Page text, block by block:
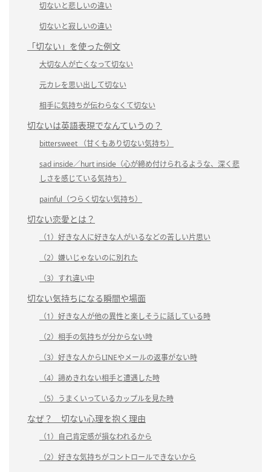
切ないと悲しいの違い
切ないと寂しいの違い
「切ない」を使った例文
大切な人が亡くなって切ない
元カレを思い出して切ない
相手に気持ちが伝わらなくて切ない
切ないは英語表現でなんていうの？
bittersweet （甘くもあり切ない気持ち）
sad inside／hurt inside（心が締め付けられるような、深く悲
しさを感じている気持ち）
painful（つらく切ない気持ち）
切ない恋愛とは？
（1）好きな人に好きな人がいるなどの苦しい片思い
（2）嫌いじゃないのに別れた
（3）すれ違い中
切ない気持ちになる瞬間や場面
（1）好きな人が他の異性と楽しそうに話している時
（2）相手の気持ちが分からない時
（3）好きな人からLINEやメールの返事がない時
（4）諦めきれない相手と遭遇した時
（5）うまくいっているカップルを見た時
なぜ？ 切ない心理を抱く理由
（1）自己肯定感が損なわれるから
（2）好きな気持ちがコントロールできないから